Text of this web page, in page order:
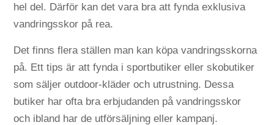
hel del. Därför kan det vara bra att fynda exklusiva
vandringsskor på rea.
Det finns flera ställen man kan köpa vandringsskorna
på. Ett tips är att fynda i sportbutiker eller skobutiker
som säljer outdoor-kläder och utrustning. Dessa
butiker har ofta bra erbjudanden på vandringsskor
och ibland har de utförsäljning eller kampanj.